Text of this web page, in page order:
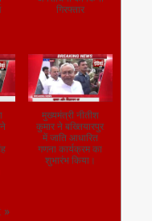
गिरफ्तार
मुख्यमंत्री नीतीश
कुमार ने बख्तियारपुर
में जाति आधारित
गणना कार्यक्रम का
शुभारंभ किया।
»